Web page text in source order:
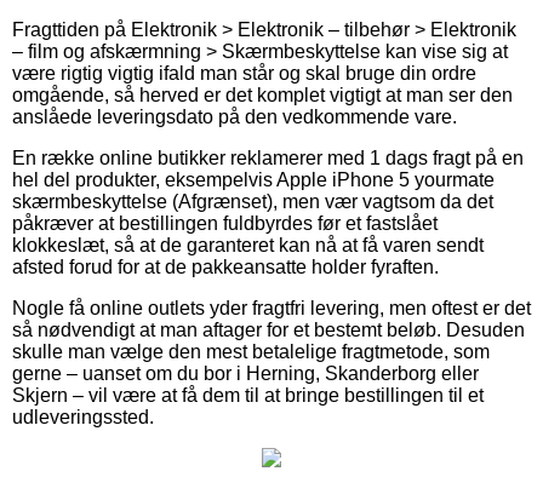
Fragttiden på Elektronik > Elektronik – tilbehør > Elektronik
– film og afskærmning > Skærmbeskyttelse kan vise sig at
være rigtig vigtig ifald man står og skal bruge din ordre
omgående, så herved er det komplet vigtigt at man ser den
anslåede leveringsdato på den vedkommende vare.
En række online butikker reklamerer med 1 dags fragt på en
hel del produkter, eksempelvis Apple iPhone 5 yourmate
skærmbeskyttelse (Afgrænset), men vær vagtsom da det
påkræver at bestillingen fuldbyrdes før et fastslået
klokkeslæt, så at de garanteret kan nå at få varen sendt
afsted forud for at de pakkeansatte holder fyraften.
Nogle få online outlets yder fragtfri levering, men oftest er det
så nødvendigt at man aftager for et bestemt beløb. Desuden
skulle man vælge den mest betalelige fragtmetode, som
gerne – uanset om du bor i Herning, Skanderborg eller
Skjern – vil være at få dem til at bringe bestillingen til et
udleveringssted.